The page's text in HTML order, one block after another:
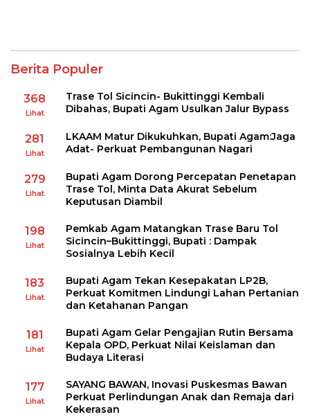
Berita Populer
368
Lihat
Trase Tol Sicincin- Bukittinggi Kembali
Dibahas, Bupati Agam Usulkan Jalur Bypass
281
Lihat
LKAAM Matur Dikukuhkan, Bupati Agam:Jaga
Adat- Perkuat Pembangunan Nagari
279
Lihat
Bupati Agam Dorong Percepatan Penetapan
Trase Tol, Minta Data Akurat Sebelum
Keputusan Diambil
198
Lihat
Pemkab Agam Matangkan Trase Baru Tol
Sicincin–Bukittinggi, Bupati : Dampak
Sosialnya Lebih Kecil
183
Lihat
Bupati Agam Tekan Kesepakatan LP2B,
Perkuat Komitmen Lindungi Lahan Pertanian
dan Ketahanan Pangan
181
Lihat
Bupati Agam Gelar Pengajian Rutin Bersama
Kepala OPD, Perkuat Nilai Keislaman dan
Budaya Literasi
177
Lihat
SAYANG BAWAN, Inovasi Puskesmas Bawan
Perkuat Perlindungan Anak dan Remaja dari
Kekerasan